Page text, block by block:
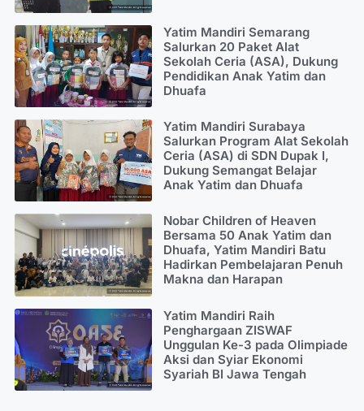
Yatim Mandiri Semarang
Salurkan 20 Paket Alat
Sekolah Ceria (ASA), Dukung
Pendidikan Anak Yatim dan
Dhuafa
Yatim Mandiri Surabaya
Salurkan Program Alat Sekolah
Ceria (ASA) di SDN Dupak I,
Dukung Semangat Belajar
Anak Yatim dan Dhuafa
Nobar Children of Heaven
Bersama 50 Anak Yatim dan
Dhuafa, Yatim Mandiri Batu
Hadirkan Pembelajaran Penuh
Makna dan Harapan
Yatim Mandiri Raih
Penghargaan ZISWAF
Unggulan Ke-3 pada Olimpiade
Aksi dan Syiar Ekonomi
Syariah BI Jawa Tengah